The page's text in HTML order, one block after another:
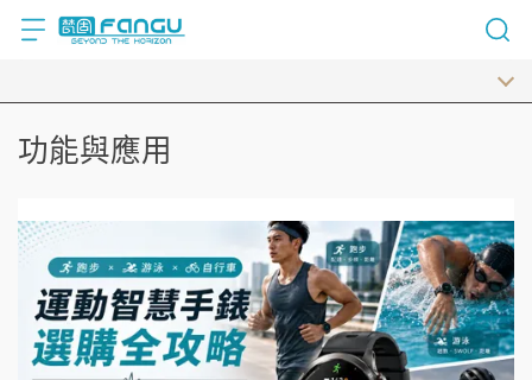
功能與應用